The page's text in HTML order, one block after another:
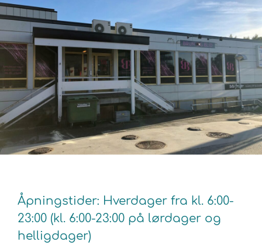
Åpningstider: Hverdager fra kl. 6:00-
23:00 (kl. 6:00-23:00 på lørdager og
helligdager)